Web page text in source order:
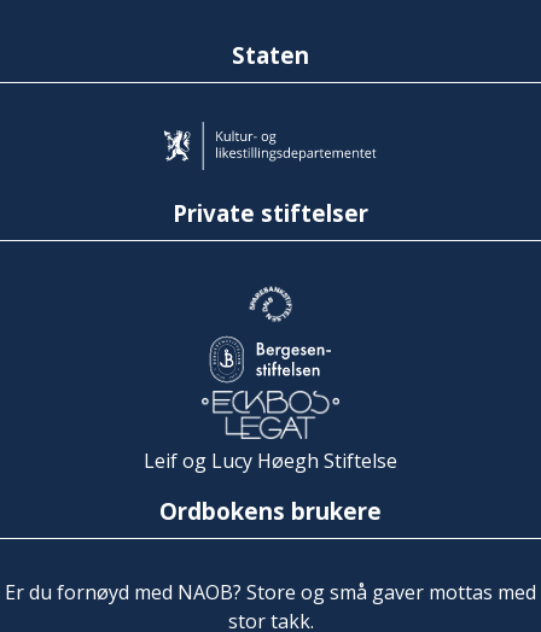
Staten
Private stiftelser
Leif og Lucy Høegh Stiftelse
Ordbokens brukere
Er du fornøyd med NAOB? Store og små gaver mottas med
stor takk.